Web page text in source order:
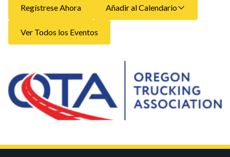
Regístrese Ahora Añadir al Calendario
Ver Todos los Eventos